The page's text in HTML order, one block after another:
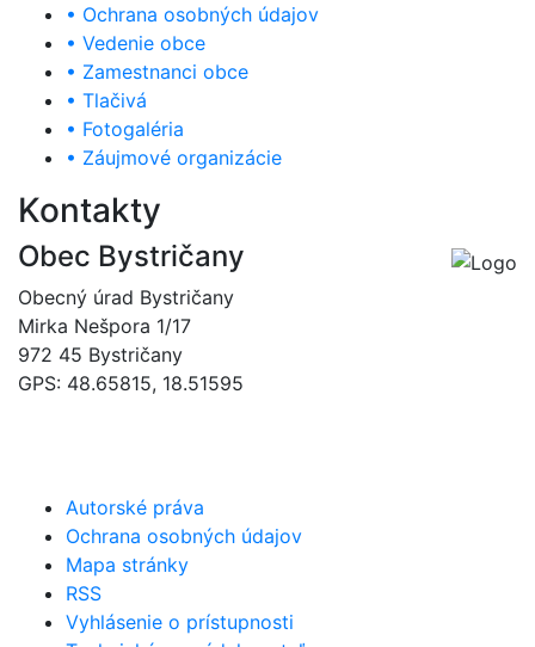
• Ochrana osobných údajov
• Vedenie obce
• Zamestnanci obce
• Tlačivá
• Fotogaléria
• Záujmové organizácie
Kontakty
Obec Bystričany
Obecný úrad Bystričany
Mirka Nešpora 1/17
972 45 Bystričany
GPS: 48.65815, 18.51595
Autorské práva
Ochrana osobných údajov
Mapa stránky
RSS
Vyhlásenie o prístupnosti